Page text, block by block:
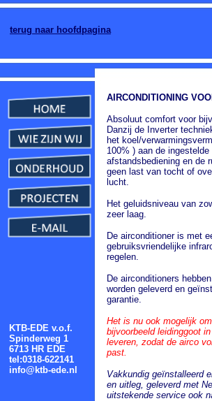
AIRCONDITIONING
Absoluut comfort voor
Danzij de Inverter
het koel/
100% ) aan de
afstandsbediening en de
geen last van tocht of
lucht.
Het geluidsniveau van
zeer laag.
De airconditioner is met
gebruiksvriendelijke
regelen.
De airconditioners
worden geleverd en
garantie.
Het is nu ook mogelijk
bijvoorbeeld leidinggoot
leveren, zodat de airco
past.
Vakkundig geïnstalleerd
en uitleg, geleverd met
uitstekende service ook
terug naar hoofdpagina
KTB-EDE v.o.f.
Spinderweg 1
6713 HR EDE
tel:0318-622141
info@ktb-ede.nl